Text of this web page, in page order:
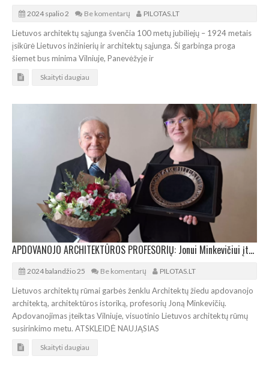
2024 spalio 2 Be komentarų PILOTAS.LT
Lietuvos architektų sąjunga švenčia 100 metų jubiliejų – 1924 metais
įsikūrė Lietuvos inžinierių ir architektų sąjunga. Ši garbinga proga
šiemet bus minima Vilniuje, Panevėžyje ir
Skaityti daugiau
APDOVANOJO ARCHITEKTŪROS PROFESORIŲ: Jonui Minkevičiui įteiktas Architektų žiedas
2024 balandžio 25 Be komentarų PILOTAS.LT
Lietuvos architektų rūmai garbės ženklu Architektų žiedu apdovanojo
architektą, architektūros istoriką, profesorių Joną Minkevičių.
Apdovanojimas įteiktas Vilniuje, visuotinio Lietuvos architektų rūmų
susirinkimo metu. ATSKLEIDĖ NAUJĄSIAS
Skaityti daugiau